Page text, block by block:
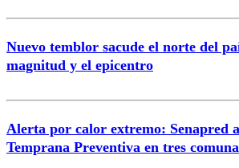
Nuevo temblor sacude el norte del
magnitud y el epicentro
Alerta por calor extremo: Senapred
Temprana Preventiva en tres